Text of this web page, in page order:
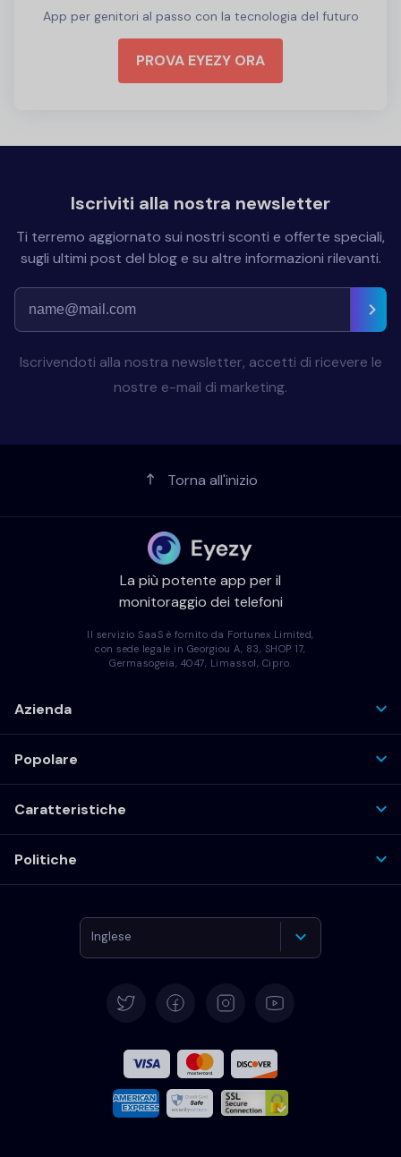
App per genitori al passo con la tecnologia del futuro
PROVA EYEZY ORA
Iscriviti alla nostra newsletter
Ti terremo aggiornato sui nostri sconti e offerte speciali,
sugli ultimi post del blog e su altre informazioni rilevanti.
Iscrivendoti alla nostra newsletter, accetti di ricevere le
nostre e-mail di marketing.
Torna all'inizio
La più potente app per il
monitoraggio dei telefoni
Il servizio SaaS è fornito da Fortunex Limited,
con sede legale in Georgiou A, 83, SHOP 17,
Germasogeia, 4047, Limassol, Cipro.
Azienda
Popolare
Caratteristiche
Politiche
Inglese
Francese
Italiano